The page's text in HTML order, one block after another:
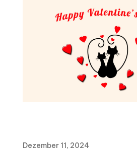
Dezember 11, 2024